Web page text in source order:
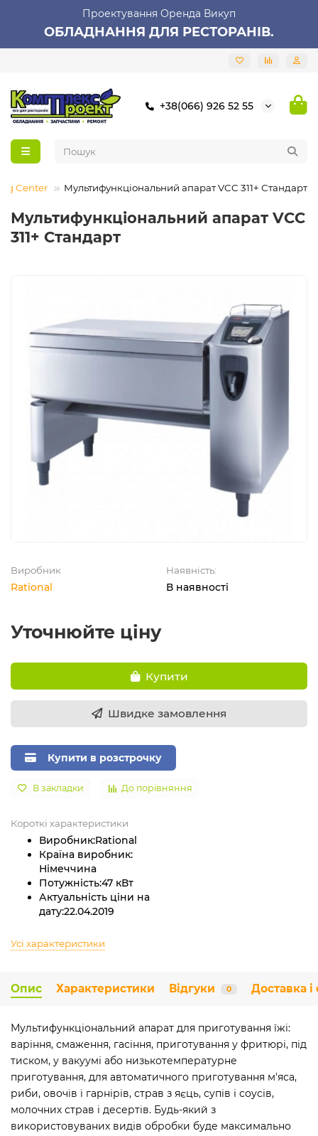
Проектування Оренда Викуп
ОБЛАДНАННЯ ДЛЯ РЕСТОРАНІВ.
+38(066) 926 52 55
Center Мультифункціональний апарат VCC 311+ Стандарт
Мультифункціональний апарат VCC
311+ Стандарт
Виробник
Rational
Наявність:
В наявності
Уточнюйте ціну
Купити
Швидке замовлення
Купити в розстрочку
В закладки До порівняння
Короткі характеристики
Виробник:Rational
Країна виробник:
Німеччина
Потужність:47 кВт
Актуальність ціни на
дату:22.04.2019
Усі характеристики
Опис Характеристики Відгуки 0 Доставка і
Мультифункціональний апарат для приготування їжі:
варіння, смаження, гасіння, приготування у фритюрі, під
тиском, у вакуумі або низькотемпературне
приготування, для автоматичного приготування м'яса,
риби, овочів і гарнірів, страв з яєць, супів і соусів,
молочних страв і десертів. Будь-який з
використовуваних видів обробки буде максимально